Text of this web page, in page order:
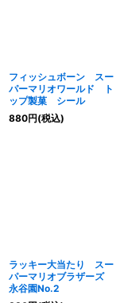
フィッシュボーン スー
パーマリオワールド ト
ップ製菓 シール
880円(税込)
ラッキー大当たり スー
パーマリオブラザーズ
永谷園No.2